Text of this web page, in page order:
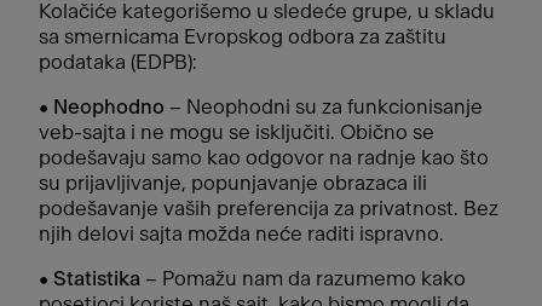
Kolačiće kategorišemo u sledeće grupe, u skladu
sa smernicama Evropskog odbora za zaštitu
podataka (EDPB):
• Neophodno – Neophodni su za funkcionisanje
veb-sajta i ne mogu se isključiti. Obično se
podešavaju samo kao odgovor na radnje kao što
su prijavljivanje, popunjavanje obrazaca ili
podešavanje vaših preferencija za privatnost. Bez
njih delovi sajta možda neće raditi ispravno.
• Statistika – Pomažu nam da razumemo kako